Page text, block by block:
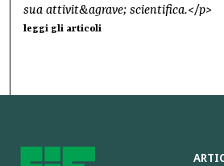
sua attivit&agrave; scientifica.</p>
leggi gli articoli